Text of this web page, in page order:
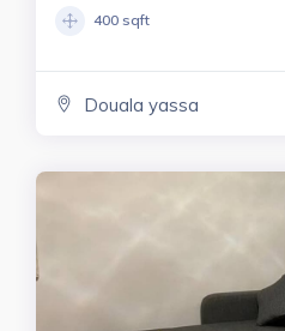
400 sqft
Douala yassa